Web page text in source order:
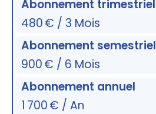
Abonnement trimestriel
480 € / 3 Mois
Abonnement semestriel
900 € / 6 Mois
Abonnement annuel
1 700 € / An